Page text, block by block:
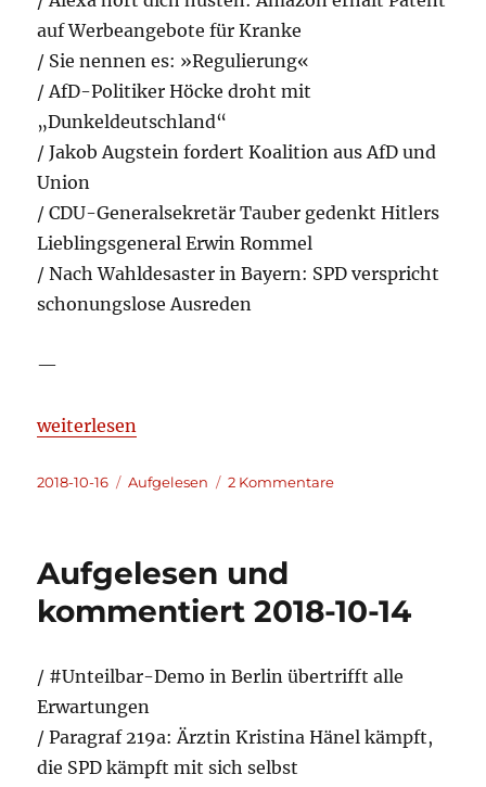
auf Werbeangebote für Kranke
/ Sie nennen es: »Regulierung«
/ AfD-Politiker Höcke droht mit
„Dunkeldeutschland“
/ Jakob Augstein fordert Koalition aus AfD und
Union
/ CDU-Generalsekretär Tauber gedenkt Hitlers
Lieblingsgeneral Erwin Rommel
/ Nach Wahldesaster in Bayern: SPD verspricht
schonungslose Ausreden
—
„Aufgelesen und kommentiert 2018-10-15“
weiterlesen
Veröffentlicht
2018-10-16 Kategorien
Aufgelesen 2 Kommentarezu
15
Aufgelesen und
kommentiert 2018-10-14
/ #Unteilbar-Demo in Berlin übertrifft alle
Erwartungen
/ Paragraf 219a: Ärztin Kristina Hänel kämpft,
die SPD kämpft mit sich selbst